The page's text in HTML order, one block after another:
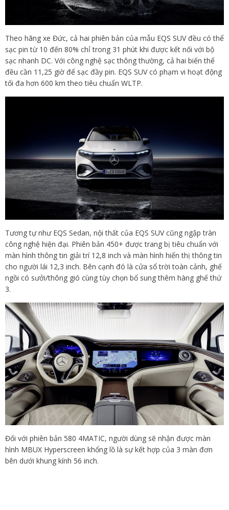
Theo hãng xe Đức, cả hai phiên bản của mẫu EQS SUV đều có thể
sạc pin từ 10 đến 80% chỉ trong 31 phút khi được kết nối với bộ
sạc nhanh DC. Với công nghệ sạc thông thường, cả hai biến thể
đều cần 11,25 giờ để sạc đầy pin. EQS SUV có phạm vi hoạt động
tối đa hơn 600 km theo tiêu chuẩn WLTP.
Tương tự như EQS Sedan, nội thất của EQS SUV cũng ngập tràn
công nghệ hiện đại. Phiên bản 450+ được trang bị tiêu chuẩn với
màn hình thông tin giải trí 12,8 inch và màn hình hiển thị thông tin
cho người lái 12,3 inch. Bên cạnh đó là cửa sổ trời toàn cảnh, ghế
ngồi có sưởi/thông gió cùng tùy chọn bổ sung thêm hàng ghế thứ
3.
Đối với phiên bản 580 4MATIC, người dùng sẽ nhận được màn
hình MBUX Hyperscreen khổng lồ là sự kết hợp của 3 màn đơn
bên dưới khung kính 56 inch.